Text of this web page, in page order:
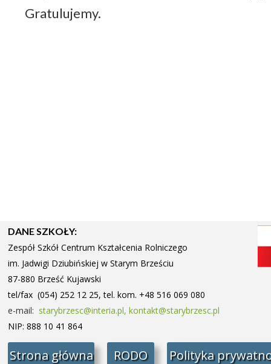
Gratulujemy.
Strona główna Polityka
RODO
DANE SZKOŁY:
Zespół Szkół Centrum Kształcenia Rolniczego
im. Jadwigi Dziubińskiej w Starym Brześciu
87-880 Brześć Kujawski
tel/fax (054) 252 12 25, tel. kom. +48 516 069 080
e-mail: starybrzesc@interia.pl, kontakt@starybrzesc.pl
NIP: 888 10 41 864